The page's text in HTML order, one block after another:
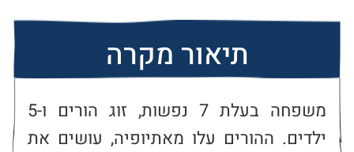
תיאור מקרה
משפחה בעלת 7 נפשות, זוג הורים ו-5
ילדים. ההורים עלו מאתיופיה, עושים את